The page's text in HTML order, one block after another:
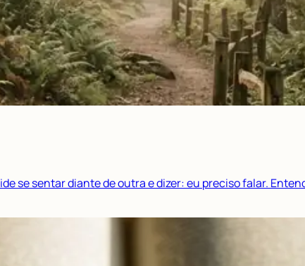
se sentar diante de outra e dizer: eu preciso falar.